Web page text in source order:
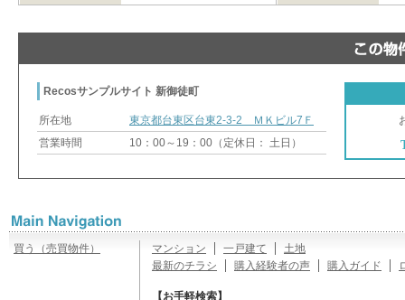
Recosサンプルサイト 新御徒町
所在地
東京都台東区台東2-3-2 ＭＫビル7Ｆ
営業時間
10：00～19：00（定休日： 土日）
買う（売買物件） マンション 一戸建て
土地
最新のチラシ
購入経験者の声 購入ガイド
【お手軽検索】